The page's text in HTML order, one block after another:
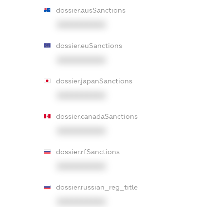
dossier.ausSanctions
dossier.euSanctions
dossier.japanSanctions
dossier.canadaSanctions
dossier.rfSanctions
dossier.russian_reg_title